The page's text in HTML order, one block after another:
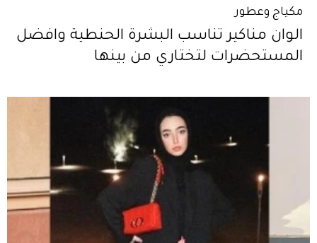
مكياج وعطور
الوان مناكير تناسب البشرة الحنطية وافضل
المستحضرات لتختاري من بينها